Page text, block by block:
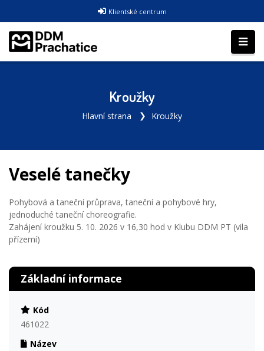
Klientské centrum
Kroužky
Hlavní strana Kroužky
Veselé tanečky
Pohybová a taneční průprava, taneční a pohybové hry,
jednoduché taneční choreografie.
Zahájení kroužku 5. 10. 2026 v 16,30 hod v Klubu DDM PT (vila
přízemí)
Základní informace
Kód
461022
Název